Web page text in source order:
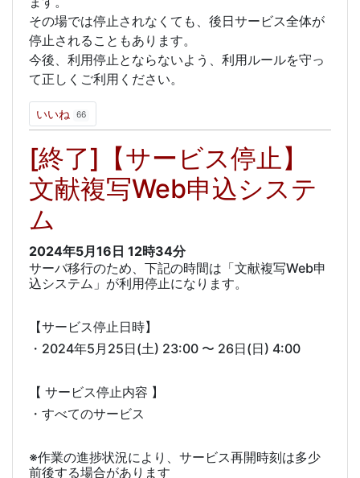
その場では停止されなくても、後日サービス全体が
停止されることもあります。
今後、利用停止とならないよう、利用ルールを守っ
て正しくご利用ください。
いいね 66
[終了]【サービス停止】
文献複写Web申込システ
ム
2024年5月16日 12時34分
サーバ移行のため、下記の時間は「文献複写Web申
込システム」が利用停止になります。
【サービス停止日時】
・2024年5月25日(土) 23:00 〜 26日(日) 4:00
【 サービス停止内容 】
・すべてのサービス
※作業の進捗状況により、サービス再開時刻は多少
前後する場合があります